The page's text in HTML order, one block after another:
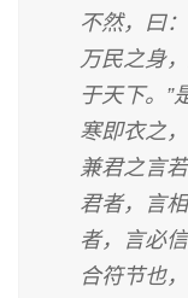
不然，曰
万民之身
于天下。”
寒即衣之
兼君之言
君者，言
者，言必
合符节也